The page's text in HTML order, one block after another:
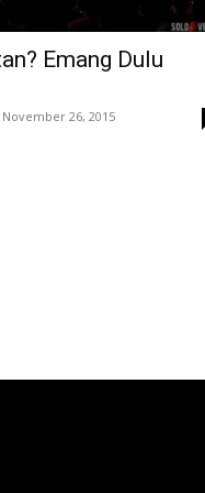
Emang Dulu
November 26, 2015